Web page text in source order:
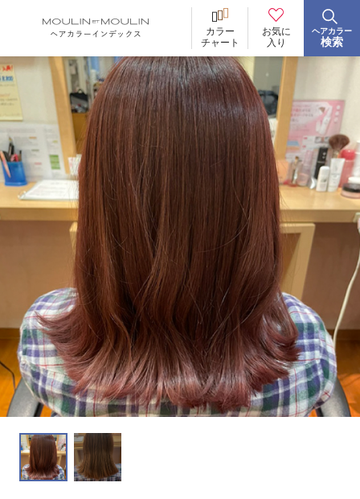
カラー
チャート
お気に
入り
ヘアカラー
検索
BRAND ブランド
イロリド
ヒカリナス
ノジア
ネイチャーディープカラー
ネイチャーディープ スピーディーカラー
TONE 明るさ
中明度 高明度
BLEACH ブリーチ
あり なし
COLOR 色
ベージュ
シルバー
ブラウン